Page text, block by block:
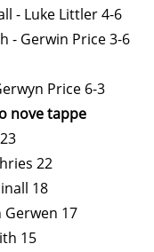
- Luke Littler 4-6
- Gerwin Price 3-6
Price 6-3
nove tappe
22
18
Gerwen 17
15